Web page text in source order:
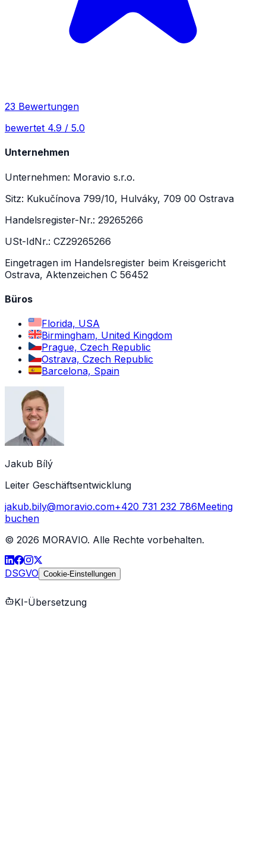
23 Bewertungen
bewertet 4.9 / 5.0
Unternehmen
Unternehmen: Moravio s.r.o.
Sitz: Kukučínova 799/10, Hulváky, 709 00 Ostrava
Handelsregister-Nr.: 29265266
USt-IdNr.: CZ29265266
Eingetragen im Handelsregister beim Kreisgericht
Ostrava, Aktenzeichen C 56452
Büros
Florida, USA
Birmingham, United Kingdom
Prague, Czech Republic
Ostrava, Czech Republic
Barcelona, Spain
Jakub Bílý
Leiter Geschäftsentwicklung
jakub.bily@moravio.com+420 731 232 786Meeting
buchen
© 2026 MORAVIO. Alle Rechte vorbehalten.
DSGVO Cookie-Einstellungen
KI-Übersetzung